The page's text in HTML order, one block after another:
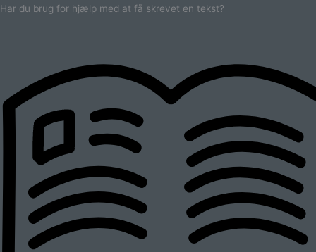
Har du brug for hjælp med at få skrevet en tekst?